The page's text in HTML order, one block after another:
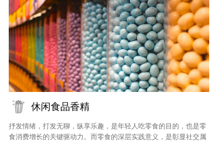
休闲食品香精
抒发情绪，打发无聊，纵享乐趣，是年轻人吃零食的目的，也是零
食消费增长的关键驱动力。而零食的深层实践意义，是彰显社交属